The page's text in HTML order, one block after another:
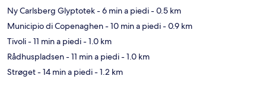
Ny Carlsberg Glyptotek- 6 min a piedi- 0.5 km
Municipio di Copenaghen- 10 min a piedi- 0.9 km
Tivoli- 11 min a piedi- 1.0 km
Rådhuspladsen- 11 min a piedi- 1.0 km
Strøget- 14 min a piedi- 1.2 km